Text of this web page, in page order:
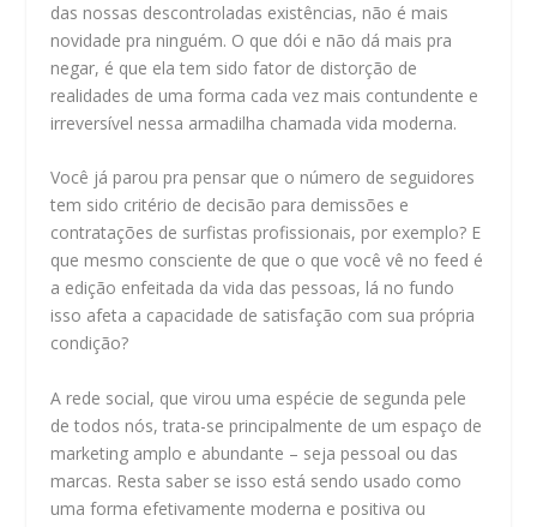
das nossas descontroladas existências, não é mais
novidade pra ninguém. O que dói e não dá mais pra
negar, é que ela tem sido fator de distorção de
realidades de uma forma cada vez mais contundente e
irreversível nessa armadilha chamada vida moderna.
Você já parou pra pensar que o número de seguidores
tem sido critério de decisão para demissões e
contratações de surfistas profissionais, por exemplo? E
que mesmo consciente de que o que você vê no feed é
a edição enfeitada da vida das pessoas, lá no fundo
isso afeta a capacidade de satisfação com sua própria
condição?
A rede social, que virou uma espécie de segunda pele
de todos nós, trata-se principalmente de um espaço de
marketing amplo e abundante – seja pessoal ou das
marcas. Resta saber se isso está sendo usado como
uma forma efetivamente moderna e positiva ou